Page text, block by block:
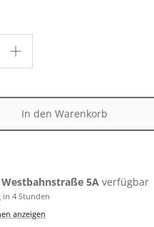
In den Warenkorb
Westbahnstraße 5A verfügbar
4 Stunden
anzeigen